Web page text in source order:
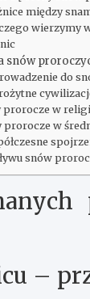
między
wierzymy
snów
do
prorocze w
prorocze w
snów
–